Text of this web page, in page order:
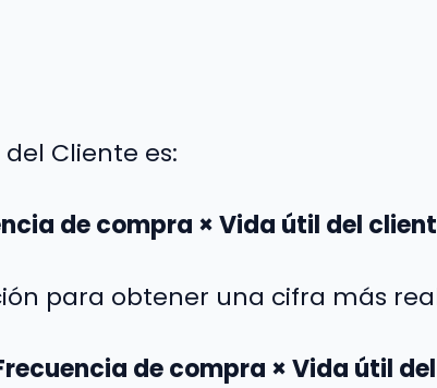
Cliente es:
de compra × Vida útil del
para obtener una cifra más
de compra × Vida útil